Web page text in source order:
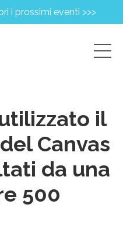
i prossimi eventi >>>
il
Canvas
da una
500